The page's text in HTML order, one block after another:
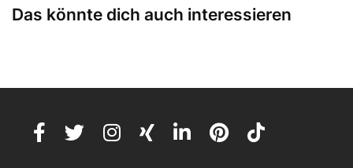
Das könnte dich auch interessieren